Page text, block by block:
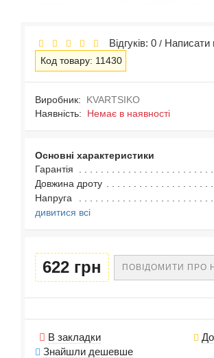
Відгуків: 0 / Написати
Код товару: 11430
Виробник:
KVARTSIKO
Наявність: Немає в наявності
Основні характеристики
Гарантія
Довжина дроту
Напруга
дивитися всі
622 грн ПОВІДОМИТИ ПРО
В закладки
Знайшли дешевше